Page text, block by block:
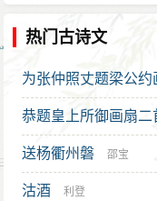
热门古诗文
为张仲照丈题梁公约
恭题皇上所御画扇
赵用贤
送杨衢州磐 邵宝
沽酒 利登